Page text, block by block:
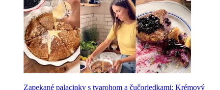
Zapekané palacinky s tvarohom a čučoriedkami: Krémový